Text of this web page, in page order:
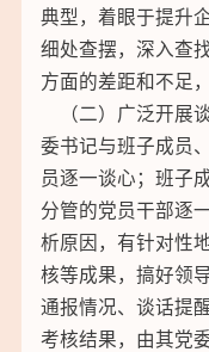
典型，着眼于提升
细处查摆，深入查
方面的差距和不足
（二）广泛开展
委书记与班子成员
员逐一谈心；班子
分管的党员干部逐
析原因，有针对性
核等成果，搞好领
通报情况、谈话提
考核结果，由其党